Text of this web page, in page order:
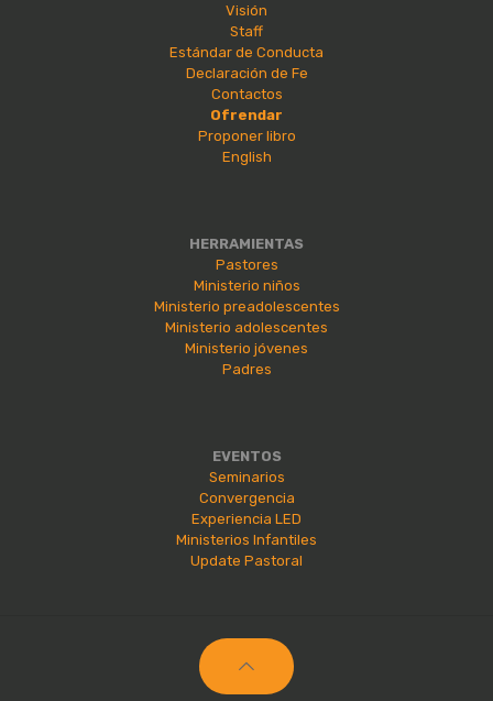
Visión
Staff
Estándar de Conducta
Declaración de Fe
Contactos
Ofrendar
Proponer libro
English
HERRAMIENTAS
Pastores
Ministerio niños
Ministerio preadolescentes
Ministerio adolescentes
Ministerio jóvenes
Padres
EVENTOS
Seminarios
Convergencia
Experiencia LED
Ministerios Infantiles
Update Pastoral